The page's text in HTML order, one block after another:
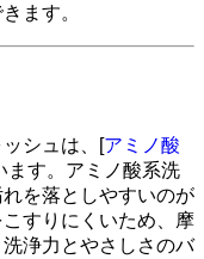
ます。
シュは、[アミノ酸
ます。アミノ酸系洗
を落としやすいのが
すりにくいため、摩
浄力とやさしさのバ